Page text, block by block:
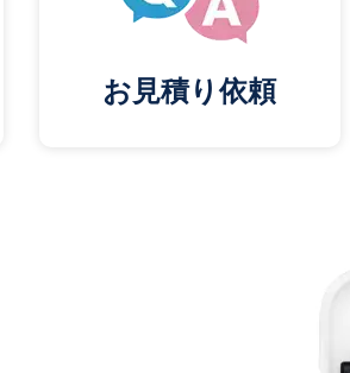
お見積り依頼